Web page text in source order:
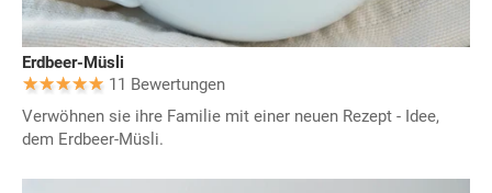
Erdbeer-Müsli
11 Bewertungen
Verwöhnen sie ihre Familie mit einer neuen Rezept - Idee,
dem Erdbeer-Müsli.